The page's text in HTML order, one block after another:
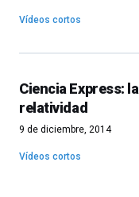
Vídeos cortos
Ciencia Express: la
relatividad
9 de diciembre, 2014
Vídeos cortos